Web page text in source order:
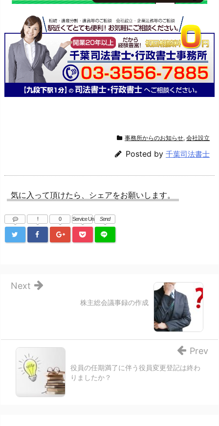
事務所からのお知らせ, 会社設立
Posted by 千葉司法書士
気に入って頂けたら、シェアをお願いします。
! 0 Service Una Send
株主総会議事録の作成
Next
役員の任期満了に伴う役員変更登記は終わ
りましたか？
Prev